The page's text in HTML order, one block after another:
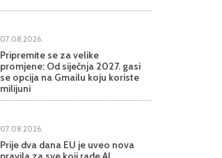
07.08.2026.
Pripremite se za velike
promjene: Od siječnja 2027. gasi
se opcija na Gmailu koju koriste
milijuni
07.08.2026.
Prije dva dana EU je uveo nova